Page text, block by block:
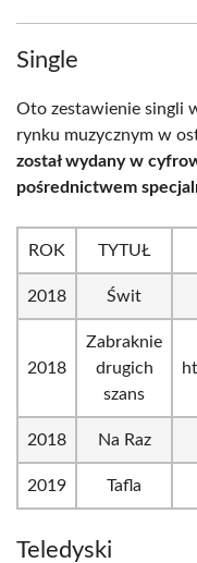
Single
Oto zestawienie singli
rynku muzycznym w
został wydany w
pośrednictwem
ROK TYTUŁ
2018 Świt
2018
Zabraknie
drugich
szans
2018 Na Raz
2019 Tafla
Teledyski